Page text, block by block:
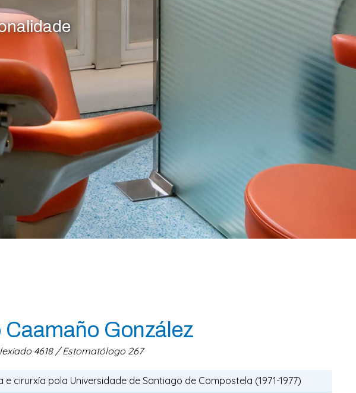
González
4618 / Estomatólogo 267
e cirurxía pola Universidade de Santiago de Compostela (1971-1977)